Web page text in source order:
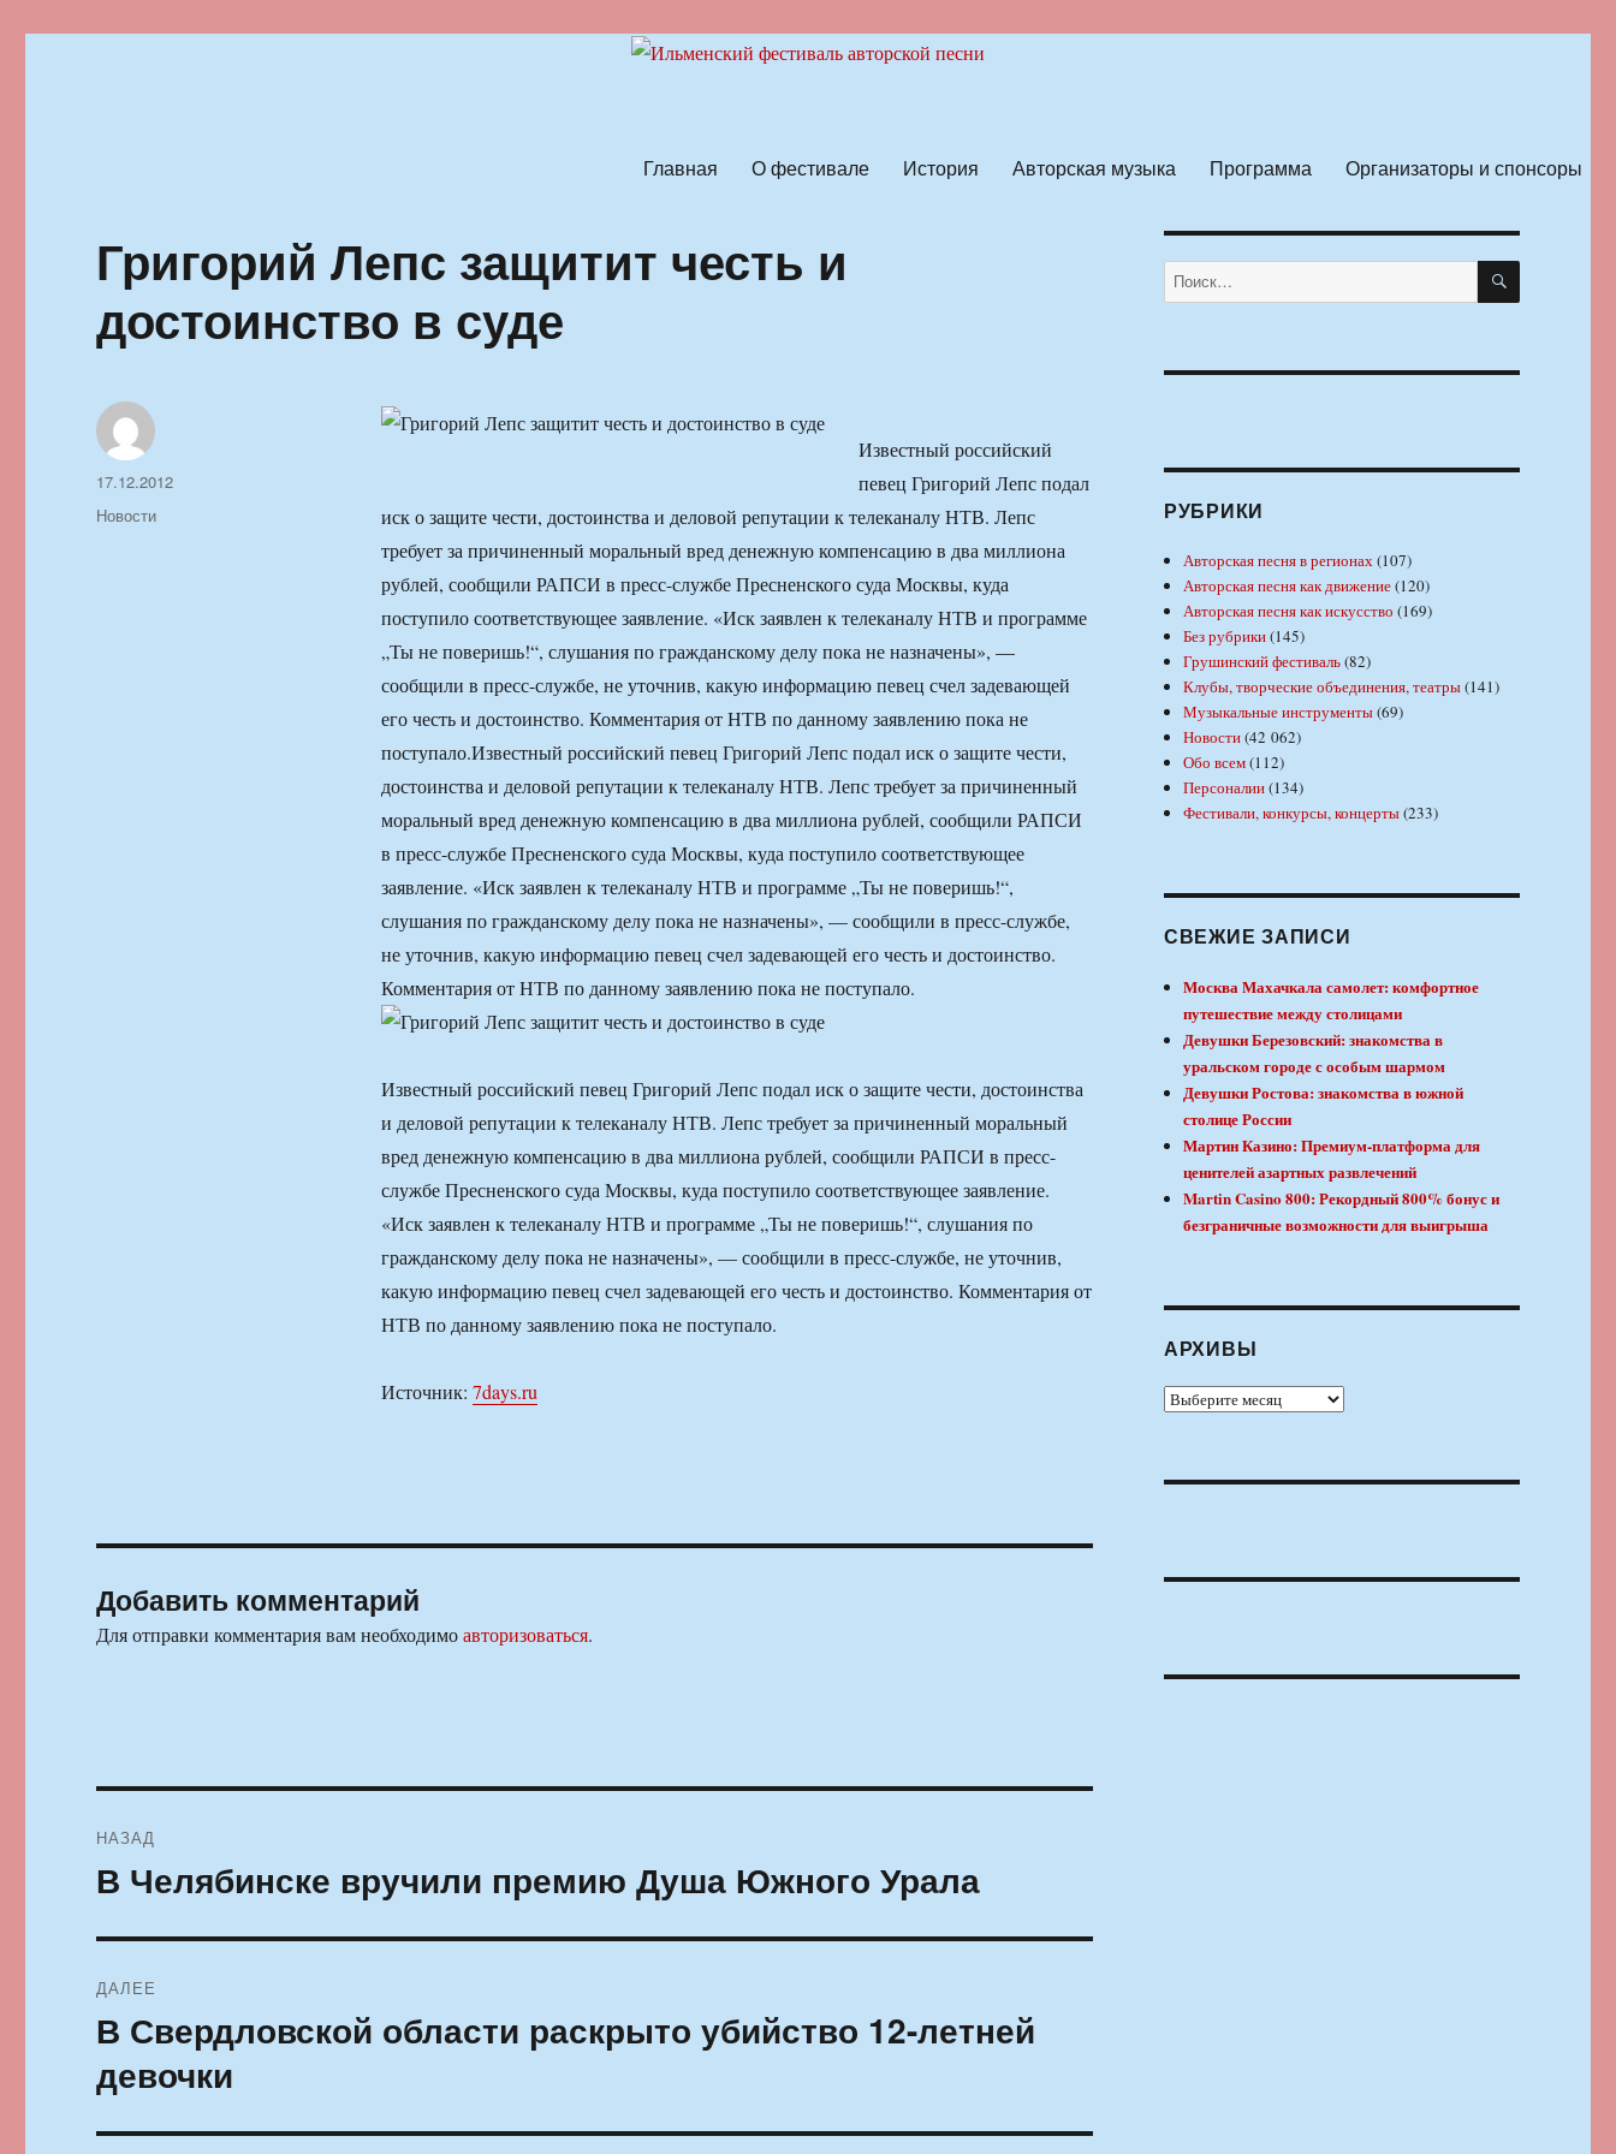
Главная О фестивале История Авторская музыка Программа Организаторы и спонсоры
Григорий Лепс защитит честь и
достоинство в суде
Известный российский
певец Григорий Лепс подал
иск о защите чести, достоинства и деловой репутации к телеканалу НТВ. Лепс
требует за причиненный моральный вред денежную компенсацию в два миллиона
рублей, сообщили РАПСИ в пресс-службе Пресненского суда Москвы, куда
поступило соответствующее заявление. «Иск заявлен к телеканалу НТВ и программе
„Ты не поверишь!“, слушания по гражданскому делу пока не назначены», —
сообщили в пресс-службе, не уточнив, какую информацию певец счел задевающей
его честь и достоинство. Комментария от НТВ по данному заявлению пока не
поступало.Известный российский певец Григорий Лепс подал иск о защите чести,
достоинства и деловой репутации к телеканалу НТВ. Лепс требует за причиненный
моральный вред денежную компенсацию в два миллиона рублей, сообщили РАПСИ
в пресс-службе Пресненского суда Москвы, куда поступило соответствующее
заявление. «Иск заявлен к телеканалу НТВ и программе „Ты не поверишь!“,
слушания по гражданскому делу пока не назначены», — сообщили в пресс-службе,
не уточнив, какую информацию певец счел задевающей его честь и достоинство.
Комментария от НТВ по данному заявлению пока не поступало.
Известный российский певец Григорий Лепс подал иск о защите чести, достоинства
и деловой репутации к телеканалу НТВ. Лепс требует за причиненный моральный
вред денежную компенсацию в два миллиона рублей, сообщили РАПСИ в пресс-
службе Пресненского суда Москвы, куда поступило соответствующее заявление.
«Иск заявлен к телеканалу НТВ и программе „Ты не поверишь!“, слушания по
гражданскому делу пока не назначены», — сообщили в пресс-службе, не уточнив,
какую информацию певец счел задевающей его честь и достоинство. Комментария от
НТВ по данному заявлению пока не поступало.
Источник: 7days.ru
Автор
Опубликовано
17.12.2012
Рубрики
Новости
Добавить комментарий
Для отправки комментария вам необходимоавторизоваться.
по
НАЗАД
Предыдущая
В Челябинске вручили премию Душа Южного Урала
ДАЛЕЕ
Следующая
В Свердловской области раскрыто убийство 12-летней
девочки
Искать: ПОИСК
РУБРИКИ
Авторская песня в регионах(107)
Авторская песня как движение(120)
Авторская песня как искусство (169)
Без рубрики(145)
Грушинский фестиваль(82)
Клубы, творческие объединения, театры(141)
Музыкальные инструменты(69)
Новости(42 062)
Обо всем(112)
Персоналии(134)
Фестивали, конкурсы, концерты(233)
СВЕЖИЕ ЗАПИСИ
Москва Махачкала самолет: комфортное
путешествие между столицами
Девушки Березовский: знакомства в
уральском городе с особым шармом
Девушки Ростова: знакомства в южной
столице России
Мартин Казино: Премиум-платформа для
ценителей азартных развлечений
Martin Casino 800: Рекордный 800% бонус и
безграничные возможности для выигрыша
АРХИВЫ
Архивы